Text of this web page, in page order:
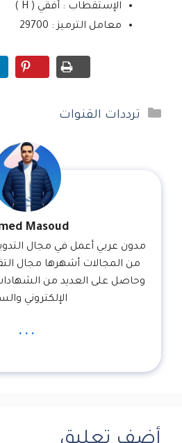
الإستقطاب : أفقي ( H )
معامل الترميز : 29700
التصنيفات
ترددات القنوات
Masoud
مدون عربي أعمل في مجال
وحاصل على العديد من
الإلكتروني
...